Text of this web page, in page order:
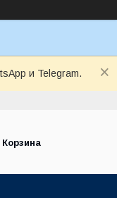
и Telegram.
Корзина